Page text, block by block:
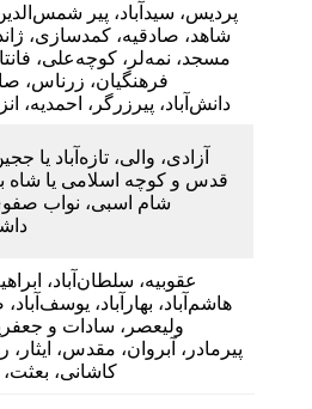
پردیس، سیدآباد، پیر
شاهد، صادقیه، کمدسازی،
مسجد، نمه‌لر، کوچه‌علی،
فرهنگیان، زرناس،
دانش‌آباد، پیرزرگر، احمدیه،
آزادی، والی، تازه‌آباد یا
شام اسبی، نواب
عقوبیه، سلطان‌آباد،
هاشم‌آباد، بهارآباد،
ولیعصر، سادات و
پیرمادر، آبروان، مقدس، ایثار،
کاشانی، بعثت،